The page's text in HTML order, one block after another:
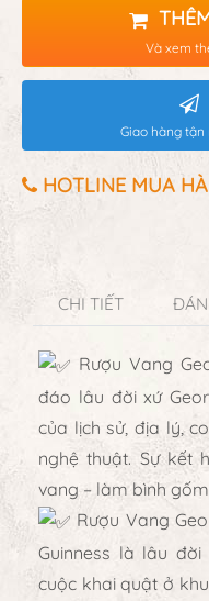
Và xem
Giao hàng
HOTLINE MUA
CHI TIẾT
Rượu Vang
đáo lâu đời xứ
của lịch sử, địa lý,
nghệ thuật. Sự kết
vang – làm bình
Rượu Vang
Guinness là lâu
cuộc khai quật ở